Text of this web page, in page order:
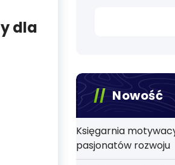
dla
Nowość
Księgarnia
pasjonatów rozwoju